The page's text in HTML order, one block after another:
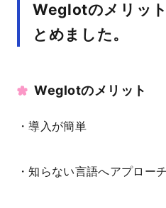
Weglotのメリッ
とめました。
Weglotのメリット
・導入が簡単
・知らない言語へアプロー